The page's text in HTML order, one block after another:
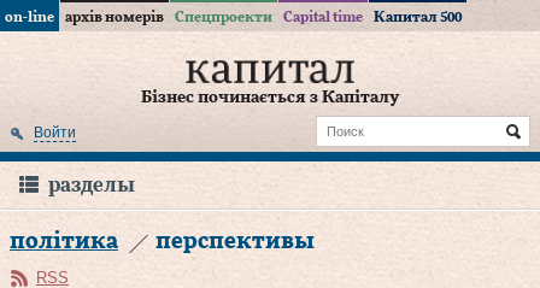
on-line архів номерів Спецпроекти Capital time Капитал 500
Бізнес починається з Капіталу
Войти
разделы
політика перспективы
RSS